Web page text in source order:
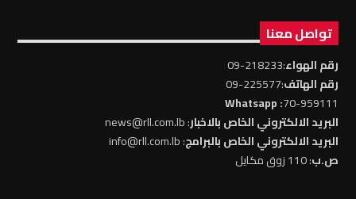
تواصل معنا
رقم الهواء:218233-09
رقم الهاتف:225577-09
70-959111
: Whatsapp
البريد الالكتروني الخاص بالاخبار: news@rll.com.lb
البريد الالكتروني الخاص بالبرامج: info@rll.com.lb
ص.ب: 110 زوق مكايل